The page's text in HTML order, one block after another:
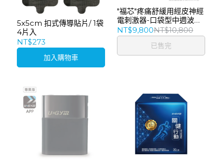
5x5cm 扣式傳導貼片/ 1袋
4片入
NT$273
加入購物車
"福芯"疼痛舒緩用經皮神經
電刺激器-口袋型中週波治
療器
NT$9,800NT$10,800
已售完